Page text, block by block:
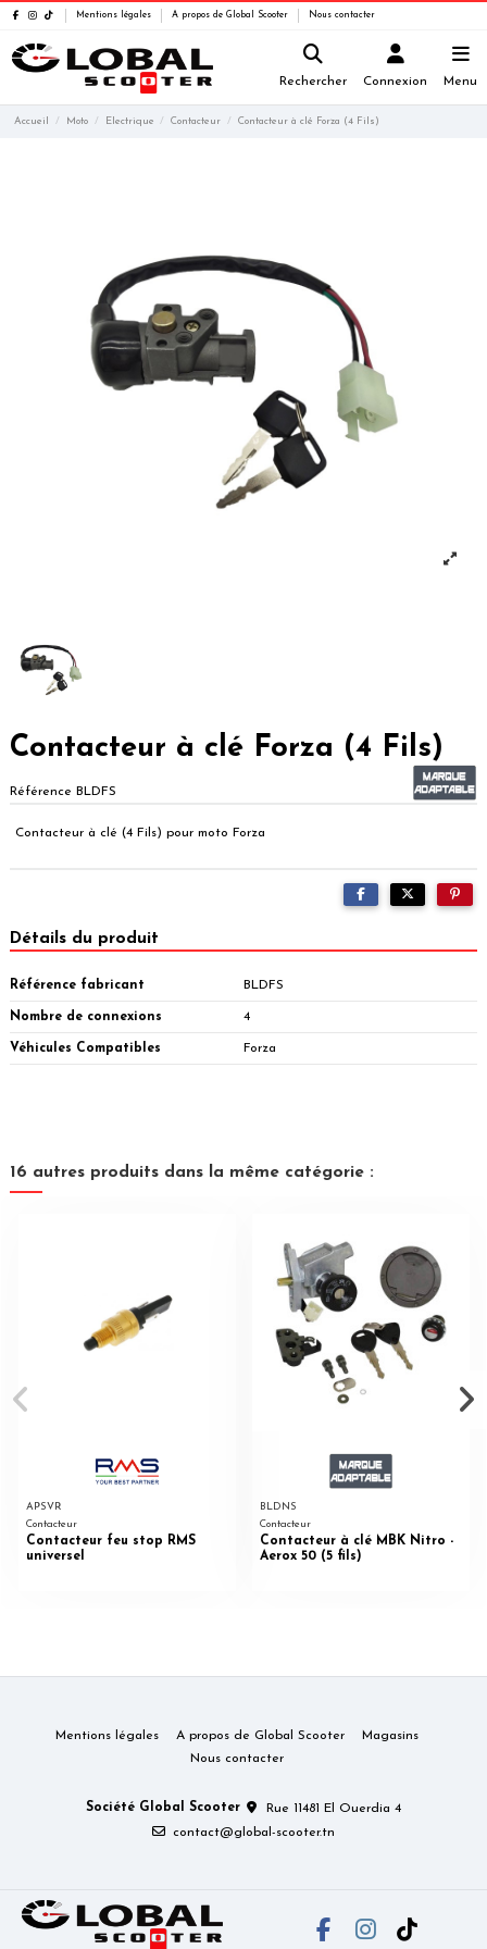
Mentions légales A propos de Global Scooter Nous contacter
Rechercher Connexion Menu
Accueil Moto Electrique Contacteur Contacteur à clé Forza (4 Fils)
Contacteur à clé Forza (4 Fils)
Référence BLDFS
Contacteur à clé (4 Fils) pour moto Forza
Détails du produit
Référence fabricant BLDFS
Nombre de connexions 4
Véhicules Compatibles Forza
16 autres produits dans la même catégorie :
APSVR
Contacteur
Contacteur feu stop RMS
universel
BLDNS
Contacteur
Contacteur à clé MBK Nitro -
Aerox 50 (5 fils)
Mentions légales A propos de Global Scooter
Magasins
Nous contacter
Société Global Scooter
Rue 11481 El Ouerdia 4
contact@global-scooter.tn